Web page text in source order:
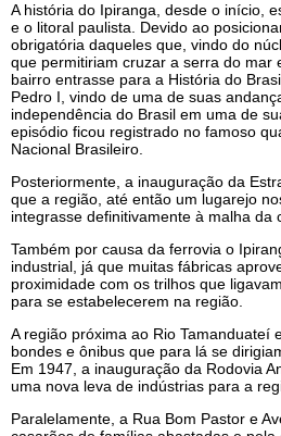
A história do Ipiranga, desde o início,
e o litoral paulista. Devido ao
obrigatória daqueles que, vindo do
que permitiriam cruzar a serra do mar
bairro entrasse para a História do
Pedro I, vindo de uma de suas
independência do Brasil em uma de
episódio ficou registrado no famoso
Nacional Brasileiro.
Posteriormente, a inauguração da
que a região, até então um lugarejo
integrasse definitivamente à malha da
Também por causa da ferrovia o
industrial, já que muitas fábricas
proximidade com os trilhos que
para se estabelecerem na região.
A região próxima ao Rio Tamanduateí
bondes e ônibus que para lá se
Em 1947, a inauguração da Rodovia
uma nova leva de indústrias para a
Paralelamente, a Rua Bom Pastor e